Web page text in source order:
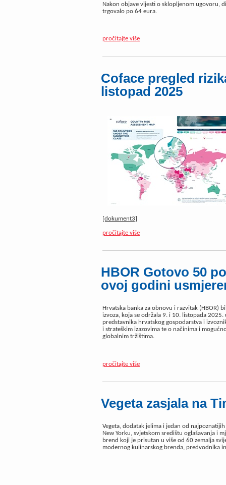
Nakon objave vijesti o sklopljenom ugovoru,
trgovalo po 64 eura.
pročitajte više
Coface pregled
listopad 2025
[dokument3]
pročitajte više
HBOR Gotovo 50
ovoj godini
Hrvatska banka za obnovu i razvitak (HBOR)
izvoza, koja se održala 9. i 10. listopada
predstavnika hrvatskog gospodarstva i
i strateškim izazovima te o načinima i
globalnim tržištima.
pročitajte više
Vegeta zasjala na
Vegeta, dodatak jelima i jedan od
New Yorku, svjetskom središtu oglašavanja i
brend koji je prisutan u više od 60 zemalja
modernog kulinarskog brenda, predvodnika